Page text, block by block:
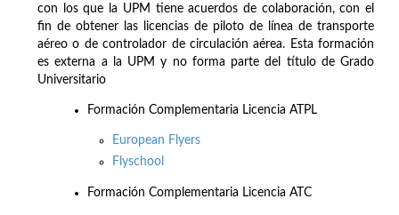
con los que la UPM tiene acuerdos de colaboración, con el
fin de obtener las licencias de piloto de línea de transporte
aéreo o de controlador de circulación aérea. Esta formación
es externa a la UPM y no forma parte del título de Grado
Universitario
Formación Complementaria Licencia ATPL
European Flyers
Flyschool
Formación Complementaria Licencia ATC